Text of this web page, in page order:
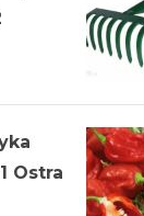
Ostra